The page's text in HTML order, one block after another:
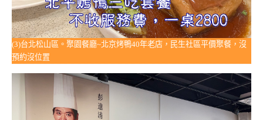
(3)台北松山區。聚園餐廳~北京烤鴨40年老店，民生社區平價聚餐，沒
預約沒位置